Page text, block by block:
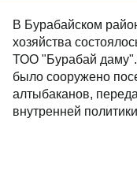
В Бурабайском
хозяйства
ТОО "Бурабай
было сооружено
алтыбаканов,
внутренней